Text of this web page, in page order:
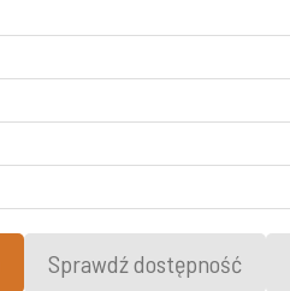
Sprawdź dostępność